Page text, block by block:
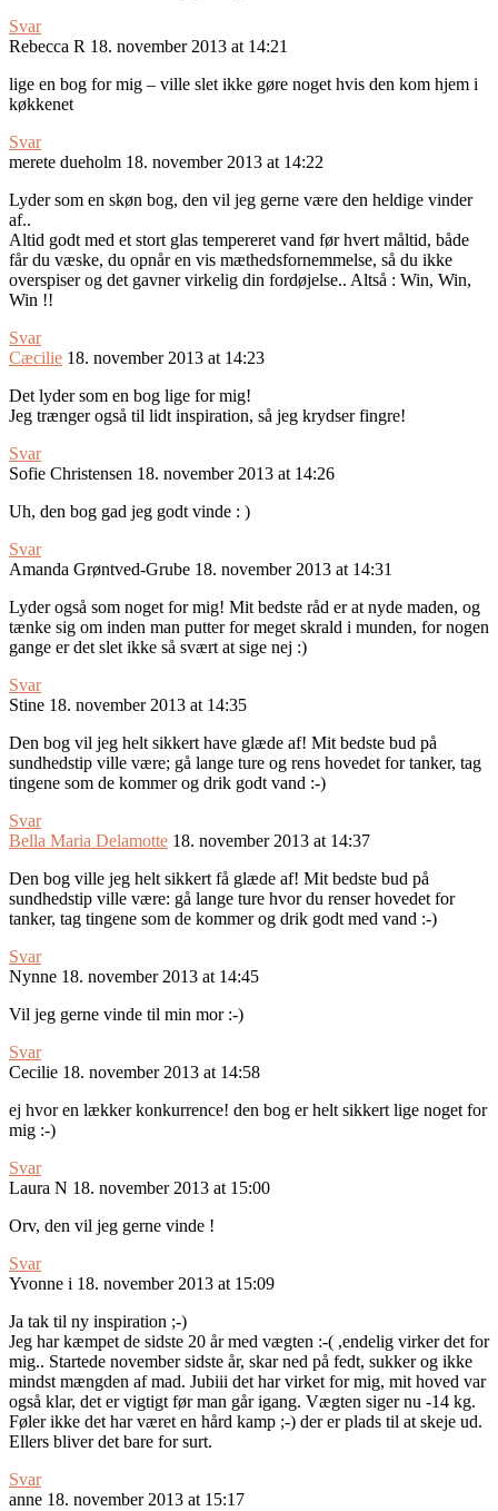
Svar
Rebecca R 18. november 2013 at 14:21
lige en bog for mig – ville slet ikke gøre noget hvis den kom hjem i
køkkenet
Svar
merete dueholm 18. november 2013 at 14:22
Lyder som en skøn bog, den vil jeg gerne være den heldige vinder
af..
Altid godt med et stort glas tempereret vand før hvert måltid, både
får du væske, du opnår en vis mæthedsfornemmelse, så du ikke
overspiser og det gavner virkelig din fordøjelse.. Altså : Win, Win,
Win !!
Svar
Cæcilie 18. november 2013 at 14:23
Det lyder som en bog lige for mig!
Jeg trænger også til lidt inspiration, så jeg krydser fingre!
Svar
Sofie Christensen 18. november 2013 at 14:26
Uh, den bog gad jeg godt vinde : )
Svar
Amanda Grøntved-Grube 18. november 2013 at 14:31
Lyder også som noget for mig! Mit bedste råd er at nyde maden, og
tænke sig om inden man putter for meget skrald i munden, for nogen
gange er det slet ikke så svært at sige nej :)
Svar
Stine 18. november 2013 at 14:35
Den bog vil jeg helt sikkert have glæde af! Mit bedste bud på
sundhedstip ville være; gå lange ture og rens hovedet for tanker, tag
tingene som de kommer og drik godt vand :-)
Svar
Bella Maria Delamotte 18. november 2013 at 14:37
Den bog ville jeg helt sikkert få glæde af! Mit bedste bud på
sundhedstip ville være: gå lange ture hvor du renser hovedet for
tanker, tag tingene som de kommer og drik godt med vand :-)
Svar
Nynne 18. november 2013 at 14:45
Vil jeg gerne vinde til min mor :-)
Svar
Cecilie 18. november 2013 at 14:58
ej hvor en lækker konkurrence! den bog er helt sikkert lige noget for
mig :-)
Svar
Laura N 18. november 2013 at 15:00
Orv, den vil jeg gerne vinde !
Svar
Yvonne i 18. november 2013 at 15:09
Ja tak til ny inspiration ;-)
Jeg har kæmpet de sidste 20 år med vægten :-( ,endelig virker det for
mig.. Startede november sidste år, skar ned på fedt, sukker og ikke
mindst mængden af mad. Jubiii det har virket for mig, mit hoved var
også klar, det er vigtigt før man går igang. Vægten siger nu -14 kg.
Føler ikke det har været en hård kamp ;-) der er plads til at skeje ud.
Ellers bliver det bare for surt.
Svar
anne 18. november 2013 at 15:17